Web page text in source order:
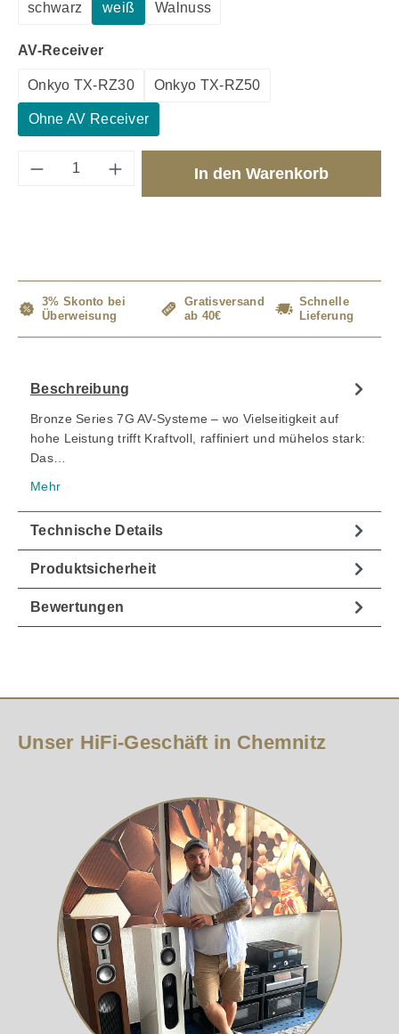
schwarz weiß Walnuss
AV-Receiverauswählen
Onkyo TX-RZ30 Onkyo TX-RZ50
Ohne AV Receiver
Produkt Anzahl: Gib den gewünschten
In den Warenkorb
3% Skonto bei
Überweisung
Gratisversand
ab 40€
Schnelle
Lieferung
Beschreibung
Bronze Series 7G AV-Systeme – wo Vielseitigkeit auf
hohe Leistung trifft Kraftvoll, raffiniert und mühelos stark:
Das…
Mehr
Technische Details
Produktsicherheit
Bewertungen
Unser HiFi-Geschäft in Chemnitz